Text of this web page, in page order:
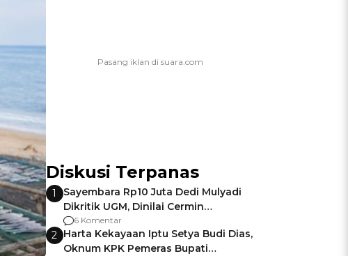
Diskusi Terpanas
1
Sayembara Rp10 Juta Dedi Mulyadi
Dikritik UGM, Dinilai Cermin
Gagalnya Negara Jamin Keamanan
6 Komentar
2 Harta Kekayaan Iptu Setya Budi Dias,
Oknum KPK Pemeras Bupati